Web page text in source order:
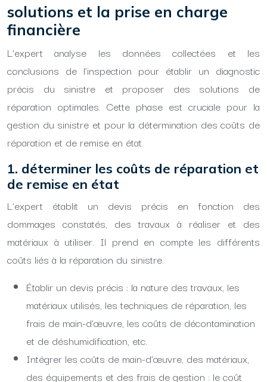
solutions et la prise en charge
financière
L’expert analyse les données collectées et les
conclusions de l’inspection pour établir un diagnostic
précis du sinistre et proposer des solutions de
réparation optimales. Cette phase est cruciale pour la
gestion du sinistre et pour la détermination des coûts de
réparation et de remise en état.
1. déterminer les coûts de réparation et
de remise en état
L’expert établit un devis précis en fonction des
dommages constatés, des travaux à réaliser et des
matériaux à utiliser. Il prend en compte les différents
coûts liés à la réparation du sinistre.
Établir un devis précis : la nature des travaux, les
matériaux utilisés, les techniques de réparation, les
frais de main-d’œuvre, les coûts de décontamination
et de déshumidification, etc.
Intégrer les coûts de main-d’œuvre, des matériaux,
des équipements et des frais de gestion : le coût